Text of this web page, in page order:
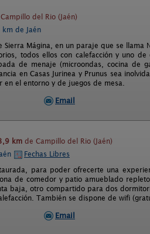
del Rio (Jaén)
km de Jaén
Sierra Mágina, en un paraje que se llama
todos ellos con calefacción y uno
de menaje (microondas, cocina de
en Casas Jurinea y Prunus sea
el entorno y de juegos de mesa.
Email
km de Campillo del Rio (Jaén)
Fechas Libres
para poder ofrecerte una
de comedor y patio amueblado
baja, otro compartido para dos
También se dispone de wifi
Email